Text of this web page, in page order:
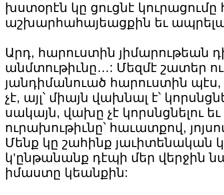
խստօրէն կը ցուցնէ կուրացումը
աշխարհահայեացքին եւ
Արդ, հարուստին յիմարութեան
անմտութիւնը…: Մեզմէ շատեր
յանդիմանուած հարուստին
չէ, այլ՝ միայն վախնալ է՝
սակայն, վախը չէ կորսնցնելու եւ
ուրախութիւնը՝ հաւատքով,
Մենք կը շահինք յաւիտենական
կ’ընթանանք դէպի մեր վերջին
իմաստը կեանքին: